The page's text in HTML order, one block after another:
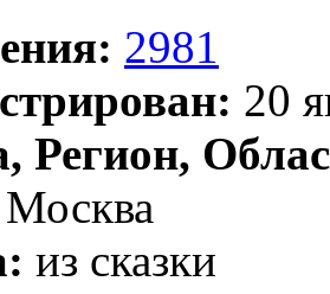
2981
20
Регион,
Москва
из сказки